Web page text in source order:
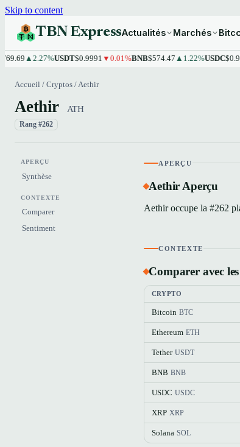
Skip to content
TBN ExpressActualités Marchés
▲2.27%USDT$0.9991▼0.01%BNB$574.47▲1.22%USDC
Accueil / Cryptos / Aethir
Aethir ATH
Rang #262
APERÇU
Synthèse
CONTEXTE
Comparer
Sentiment
APERÇU
Aethir Aperçu
Aethir occupe la #262
CONTEXTE
Comparer avec
CRYPTO
Bitcoin BTC
Ethereum ETH
Tether USDT
BNB BNB
USDC USDC
XRP XRP
Solana SOL